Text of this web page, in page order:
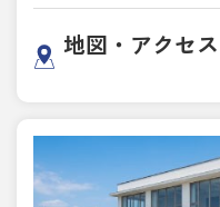
地図・アクセス